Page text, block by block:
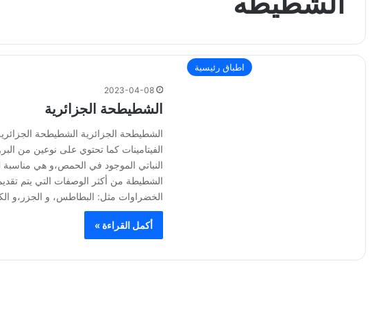
اطباق رئيسية
2023-04-08
الشطيطحة الجزائرية
الشطيطحة الجزائرية الشطيطحة
الفيتامينات كما تحتوي على نوعين من
النباتي الموجود في الحمص،و هي مناسبة
الشطيطة من أكثر الوصفات التي يتم
الخضراوات مثل: البطاطس، و الجزر،و
أكمل القراءة »